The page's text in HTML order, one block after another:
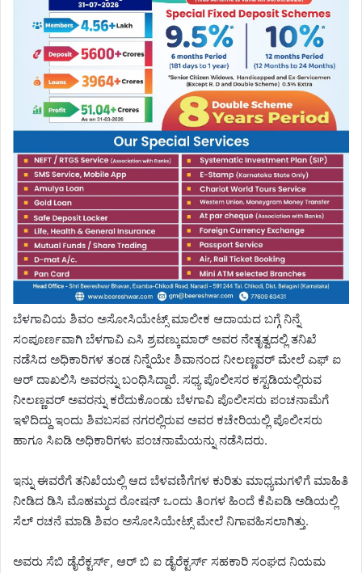
ಬೆಳಗಾವಿಯ ಶಿವಂ ಅಸೋಸಿಯೇಟ್ಸ್ ಮಾಲೀಕ ಆದಾಯದ ಬಗ್ಗೆ ನಿನ್ನೆ
ಸಂಪೂರ್ಣವಾಗಿ ಬೆಳಗಾವಿ ಎಸಿ ಶ್ರವಣ್ಕುಮಾರ್ ಅವರ ನೇತೃತ್ವದಲ್ಲಿ ತನಿಖೆ
ನಡೆಸಿದ ಅಧಿಕಾರಿಗಳ ತಂಡ ನಿನ್ನೆಯೇ ಶಿವಾನಂದ ನೀಲಣ್ಣವರ್ ಮೇಲೆ ಎಫ್ ಐ
ಆರ್ ದಾಖಲಿಸಿ ಅವರನ್ನು ಬಂಧಿಸಿದ್ದಾರೆ. ಸಧ್ಯ ಪೊಲೀಸರ ಕಸ್ಟಡಿಯಲ್ಲಿರುವ
ನೀಲಣ್ಣವರ್ ಅವರನ್ನು ಕರೆದುಕೊಂಡು ಬೆಳಗಾವಿ ಪೊಲೀಸರು ಪಂಚನಾಮೆಗೆ
ಇಳಿದಿದ್ದು ಇಂದು ಶಿವಬಸವ ನಗರಲ್ಲಿರುವ ಅವರ ಕಚೇರಿಯಲ್ಲಿ ಪೊಲೀಸರು
ಹಾಗೂ ಸಿಐಡಿ ಅಧಿಕಾರಿಗಳು ಪಂಚನಾಮೆಯನ್ನು ನಡೆಸಿದರು.
ಇನ್ನು ಈವರೆಗೆ ತನಿಖೆಯಲ್ಲಿ ಆದ ಬೆಳವಣಿಗೆಗಳ ಕುರಿತು ಮಾಧ್ಯಮಗಳಿಗೆ ಮಾಹಿತಿ
ನೀಡಿದ ಡಿಸಿ ಮೊಹಮ್ಮದ ರೋಷನ್ ಒಂದು ತಿಂಗಳ ಹಿಂದೆ ಕೆಪಿಐಡಿ ಅಡಿಯಲ್ಲಿ
ಸೆಲ್ ರಚನೆ ಮಾಡಿ ಶಿವಂ ಅಸೋಸಿಯೇಟ್ಸ್ ಮೇಲೆ ನಿಗಾವಹಿಸಲಾಗಿತ್ತು.
ಅವರು ಸೆಬಿ ಡೈರೆಕ್ಟರ್ಸ್, ಆರ್ ಬಿ ಐ ಡೈರೆಕ್ಟರ್ಸ್ ಸಹಕಾರಿ ಸಂಘದ ನಿಯಮ